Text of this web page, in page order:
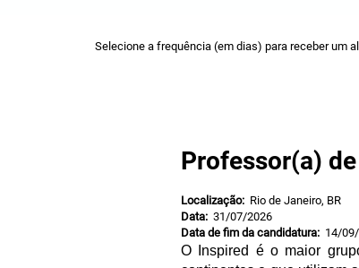
Selecione a frequência (em dias) para receber um
Professor(a)
Localização: Rio de Janeiro, BR
Data: 31/07/2026
Data de fim da candidatura: 14/
O Inspired é o maior